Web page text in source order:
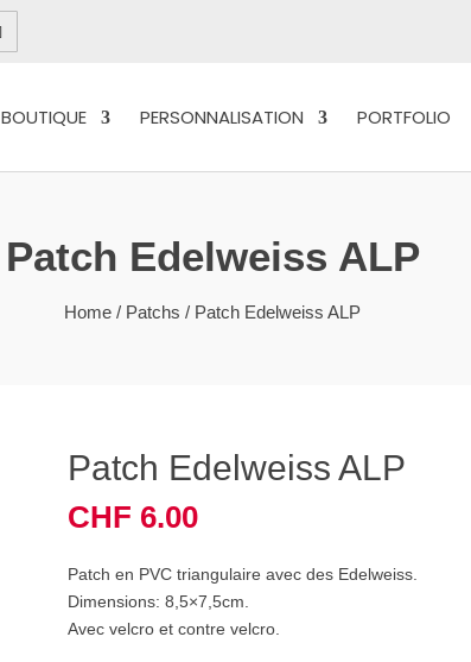
BOUTIQUE PERSONNALISATION PORTFOLIO
Patch Edelweiss ALP
Home / Patchs / Patch Edelweiss ALP
Patch Edelweiss ALP
CHF 6.00
Patch en PVC triangulaire avec des Edelweiss.
Dimensions: 8,5×7,5cm.
Avec velcro et contre velcro.